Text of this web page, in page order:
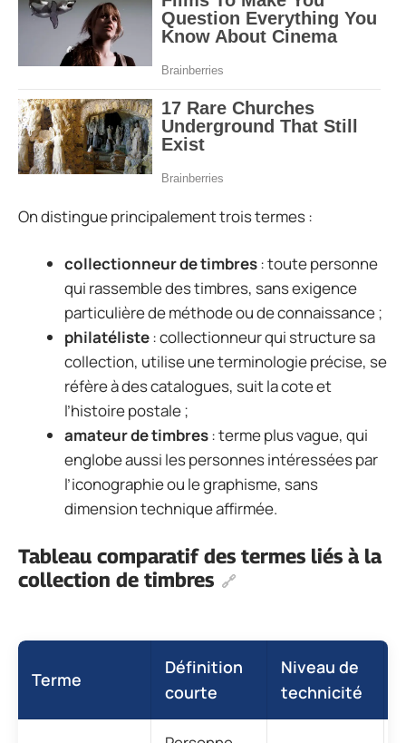
On distingue principalement trois termes :
collectionneur de timbres: toute personne
qui rassemble des timbres, sans exigence
particulière de méthode ou de connaissance ;
philatéliste: collectionneur qui structure sa
collection, utilise une terminologie précise, se
réfère à des catalogues, suit la cote et
l’histoire postale ;
amateur de timbres: terme plus vague, qui
englobe aussi les personnes intéressées par
l’iconographie ou le graphisme, sans
dimension technique affirmée.
Tableau comparatif des termes liés à la
collection de timbres
Terme
Définition
courte
Niveau de
technicité